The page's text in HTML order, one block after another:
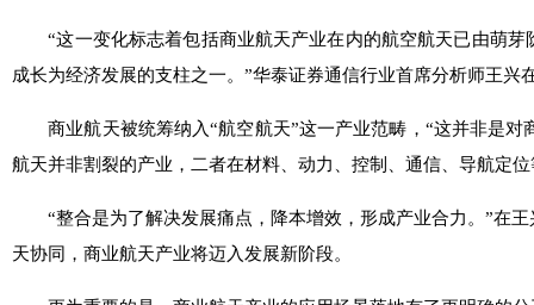
“这一变化标志着包括商业航天产业在内的航空航天已由萌芽
成长为经济发展的支柱之一。”华泰证券通信行业首席分析师王兴
商业航天被统筹纳入“航空航天”这一产业范畴，“这并非是对
航天并非割裂的产业，二者在材料、动力、控制、通信、导航定
“整合是为了解决发展痛点，降本增效，形成产业合力。”在王
天协同，商业航天产业将迈入发展新阶段。